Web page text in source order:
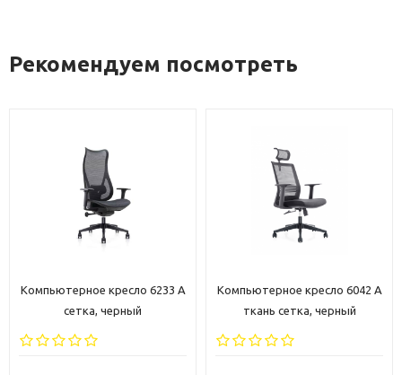
Рекомендуем посмотреть
кресло 6233 A
сетка, черный
Компьютерное кресло 6042 A
ткань сетка, черный